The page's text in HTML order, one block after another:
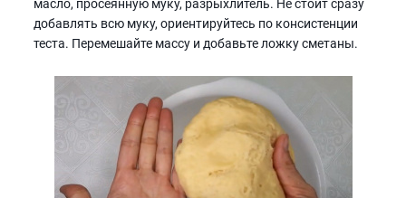
добавлять всю муку, ориентируйтесь по консистенции
теста. Перемешайте массу и добавьте ложку сметаны.